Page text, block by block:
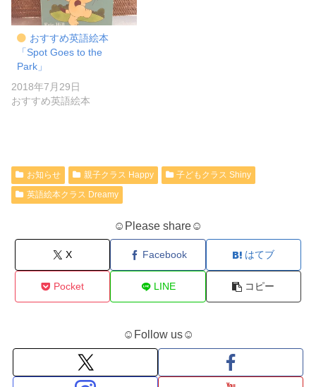
おすすめ英語絵本
「Spot Goes to the
Park」
2018年7月29日
おすすめ英語絵本
お知らせ 親子クラス Happy
子どもクラス Shiny
英語絵本クラス Dreamy
☺Please share☺
X Facebook はてブ
Pocket LINE コピー
☺Follow us☺